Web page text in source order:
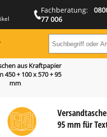
Fachberatung:
77 006
aus Kraftpapier
450 + 100 x 570 + 95
mm
95 mm für